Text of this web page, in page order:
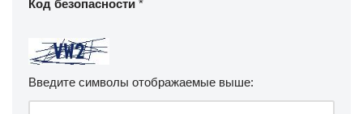
Код безопасности *
Введите символы отображаемые выше: